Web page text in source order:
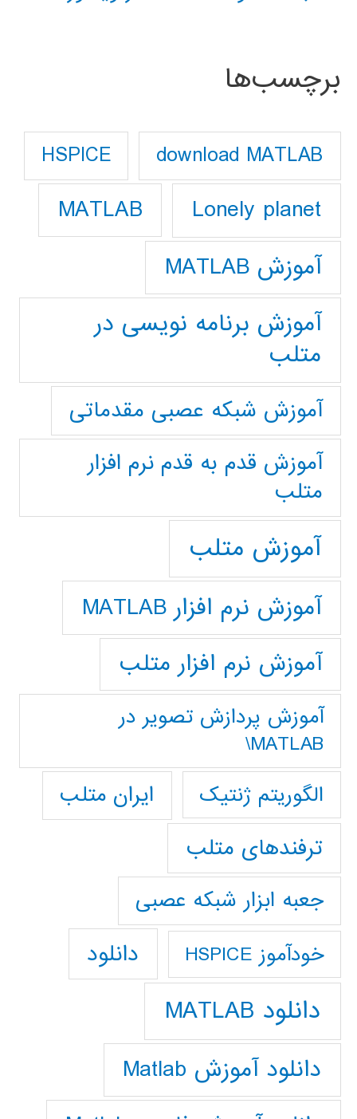
برچسب‌ها
download MATLAB
HSPICE
Lonely planet
MATLAB
آموزش MATLAB
آموزش برنامه نویسی در
متلب
آموزش شبکه عصبی مقدماتی
آموزش قدم به قدم نرم افزار
متلب
آموزش متلب
آموزش نرم افزار MATLAB
آموزش نرم افزار متلب
آموزش پردازش تصوير در
MATLAB\
الگوریتم ژنتیک
ایران متلب
ترفندهای متلب
جعبه ابزار شبکه عصبی
خودآموز HSPICE دانلود
دانلود MATLAB
دانلود آموزش Matlab